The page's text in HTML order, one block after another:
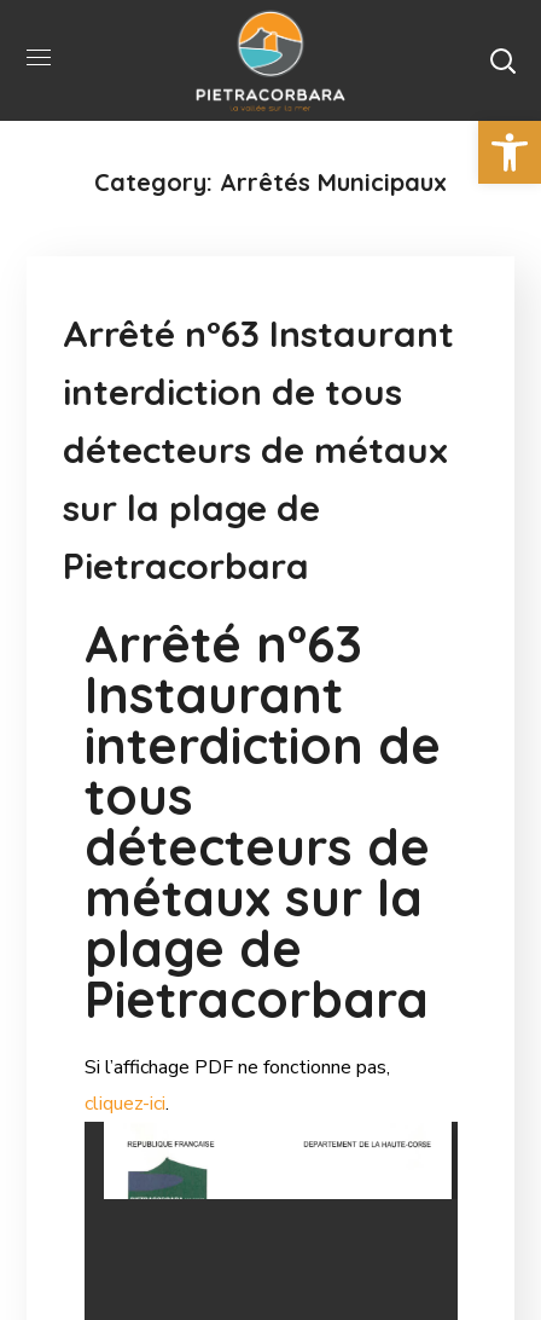
Ouvrir
Category: Arrêtés Municipaux
Arrêté n°63 Instaurant
interdiction de tous
détecteurs de métaux
sur la plage de
Pietracorbara
Arrêté n°63
Instaurant
interdiction de
tous
détecteurs de
métaux sur la
plage de
Pietracorbara
Si l’affichage PDF ne fonctionne pas,
cliquez-ici.